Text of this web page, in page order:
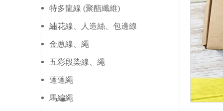
特多龍線 (聚酯纖維)
繡花線、人造絲、包邊線
金蔥線、繩
五彩段染線、繩
蓬蓬繩
馬編繩